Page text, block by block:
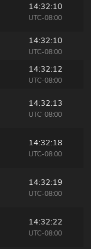
14:32:10
UTC-08:00
14:32:10
UTC-08:00
14:32:12
UTC-08:00
14:32:13
UTC-08:00
14:32:18
UTC-08:00
14:32:19
UTC-08:00
14:32:22
UTC-08:00